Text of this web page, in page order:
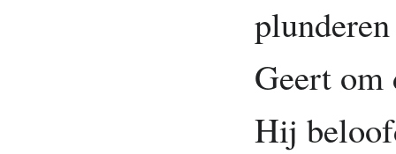
Geert
Hij